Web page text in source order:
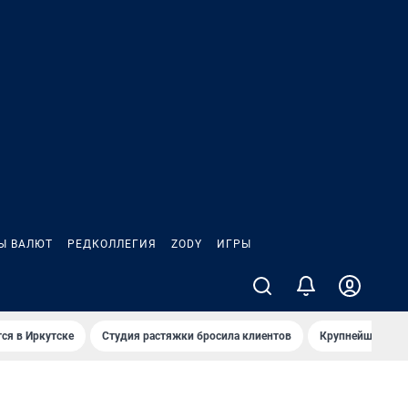
ВАЛЮТ РЕДКОЛЛЕГИЯ ZODY ИГРЫ
в Иркутске Студия растяжки бросила клиентов Крупнейшие